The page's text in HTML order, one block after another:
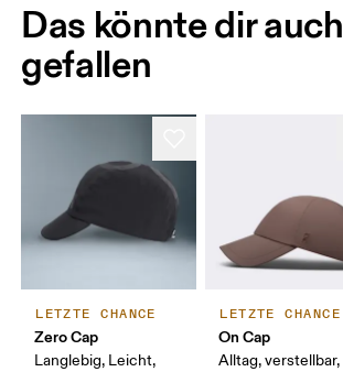
Das könnte dir auch
gefallen
LETZTE CHANCE
Zero Cap
Langlebig, Leicht,
LETZTE CHANCE
On Cap
Alltag, verstellbar,